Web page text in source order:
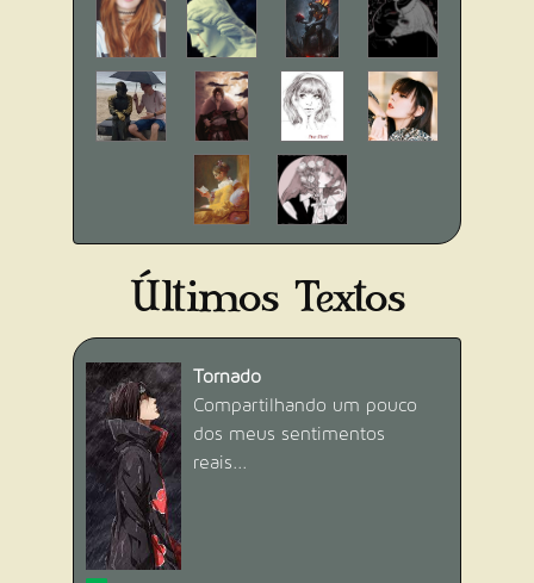
NOVO ESCRITOR NA ÁREA
Escreva e publique o seu primeiro
texto na Academia.
Dificuldade:
Fácil (3 pontos)
Conquistado por370 usuário(s).
Últimos Textos
Tornado
Compartilhando um pouco
dos meus sentimentos
reais...